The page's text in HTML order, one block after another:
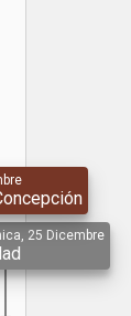
25 Dicembre